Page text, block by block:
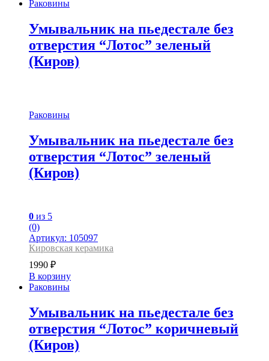
Раковины
Умывальник на пьедестале без
отверстия “Лотос” зеленый
(Киров)
Раковины
Умывальник на пьедестале без
отверстия “Лотос” зеленый
(Киров)
0 из 5
(0)
Артикул: 105097
Кировская керамика
1990 ₽
В корзину
Раковины
Умывальник на пьедестале без
отверстия “Лотос” коричневый
(Киров)